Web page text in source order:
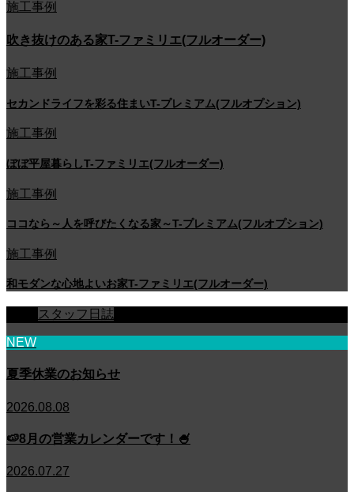
施工事例
吹き抜けのある家T-ファミリエ(フルオーダー)
施工事例
セカンドライフを彩る住まいT-プレミアム(フルオプション)
施工事例
ぼぼ平屋暮らしT-ファミリエ(フルオーダー)
施工事例
ココなら～人を呼びたくなる家～T-プレミアム(フルオプション)
施工事例
和モダンな心地よいお家T-ファミリエ(フルオーダー)
スタッフ日誌
NEW
夏季休業のお知らせ
2026.08.08
🍉8月の営業カレンダーです！🍧
2026.07.27